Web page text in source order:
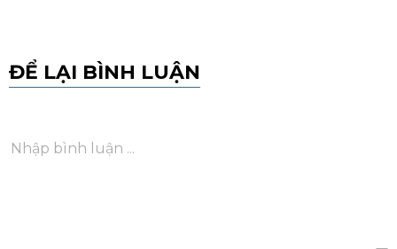
ĐỂ LẠI BÌNH LUẬN